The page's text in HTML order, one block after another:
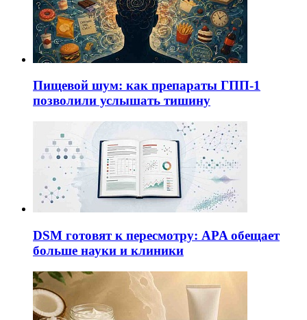
Пищевой шум: как препараты ГПП-1
позволили услышать тишину
DSM готовят к пересмотру: APA обещает
больше науки и клиники